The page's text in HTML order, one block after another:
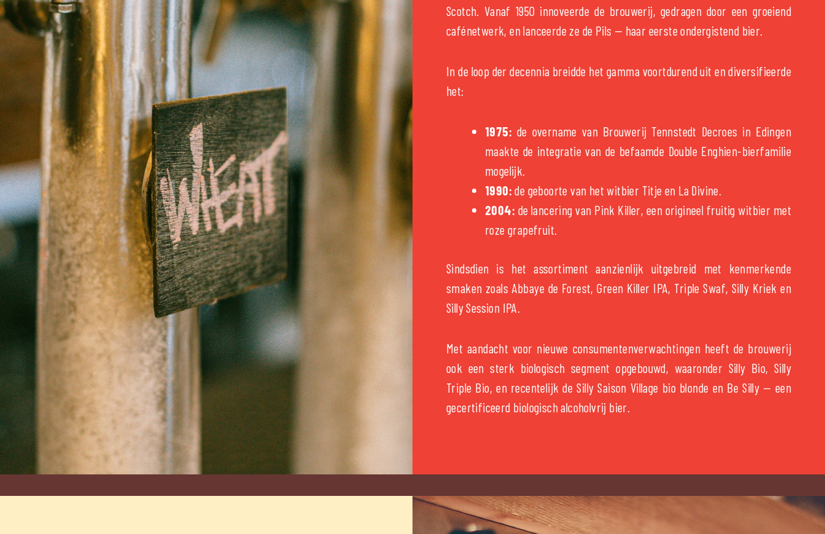
Scotch. Vanaf 1950 innoveerde de brouwerij, gedragen door een groeiend
cafénetwerk, en lanceerde ze de Pils — haar eerste ondergistend bier.
In de loop der decennia breidde het gamma voortdurend uit en diversifieerde
het:
1975: de overname van Brouwerij Tennstedt Decroes in Edingen
maakte de integratie van de befaamde Double Enghien-bierfamilie
mogelijk.
1990: de geboorte van het witbier Titje en La Divine.
2004: de lancering van Pink Killer, een origineel fruitig witbier met
roze grapefruit.
Sindsdien is het assortiment aanzienlijk uitgebreid met kenmerkende
smaken zoals Abbaye de Forest, Green Killer IPA, Triple Swaf, Silly Kriek en
Silly Session IPA.
Met aandacht voor nieuwe consumentenverwachtingen heeft de brouwerij
ook een sterk biologisch segment opgebouwd, waaronder Silly Bio, Silly
Triple Bio, en recentelijk de Silly Saison Village bio blonde en Be Silly — een
gecertificeerd biologisch alcoholvrij bier.